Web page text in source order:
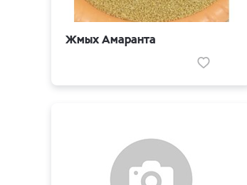
Жмых Амаранта